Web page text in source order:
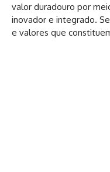
valor duradouro por
inovador e integrado.
e valores que